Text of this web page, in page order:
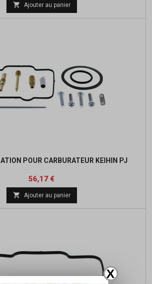
X
base
 Ajouter au panier
POUR CARBURATEUR KEIHIN PJ
Prix
56,17 €
 Ajouter au panier